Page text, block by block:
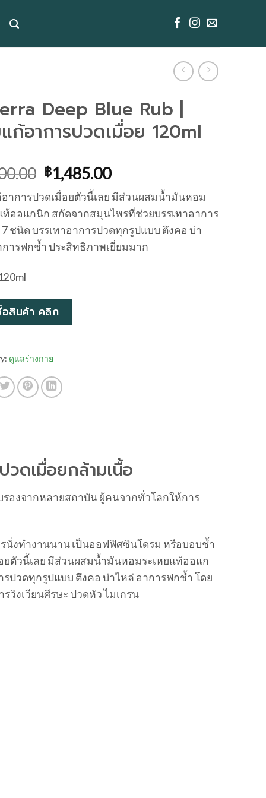
Deep Blue Rub |
ก้อาการปวดเมื่อย 120ml
฿1,485.00
าการปวดเมื่อยตัวนี้เลย มีส่วนผสมน้ำมันหอม
ท้ออแกนิก สกัดจากสมุนไพรที่ช่วยบรรเทาอาการ
7 ชนิด บรรเทาอาการปวดทุกรูปแบบ ตึงคอ บ่า
การฟกช้ำ ประสิทธิภาพเยี่ยมมาก
สินค้า คลิก
ดูแลร่างกาย
ดเมื่อยกล้ามเนื้อ
รองจากหลายสถาบัน ผู้คนจากทั่วโลกให้การ
นั่งทำงานนาน เป็นออฟฟิศซินโดรม หรือบอบช้ำ
ยตัวนี้เลย มีส่วนผสมน้ำมันหอมระเหยแท้ออแก
ปวดทุกรูปแบบ ตึงคอ บ่าไหล่ อาการฟกช้ำ โดย
วิงเวียนศีรษะ ปวดหัว ไมเกรน